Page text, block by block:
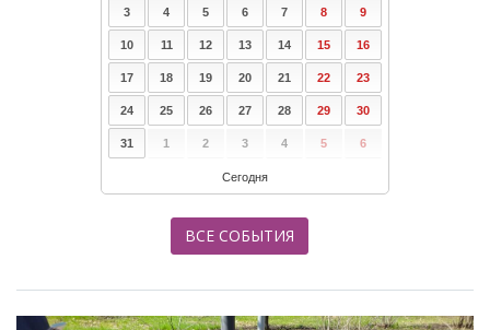
3 4 5 6 7 8 9
10 11 12 13 14 15 16
17 18 19 20 21 22 23
24 25 26 27 28 29 30
31 1 2 3 4 5 6
Сегодня
ВСЕ СОБЫТИЯ